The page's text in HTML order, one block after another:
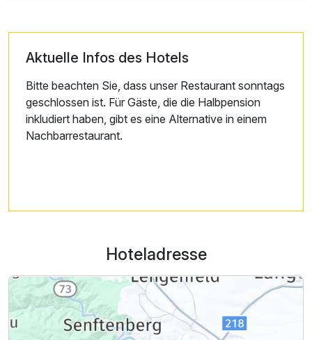
Aktuelle Infos des Hotels
Bitte beachten Sie, dass unser Restaurant sonntags
geschlossen ist. Für Gäste, die die Halbpension
inkludiert haben, gibt es eine Alternative in einem
Nachbarrestaurant.
Hoteladresse